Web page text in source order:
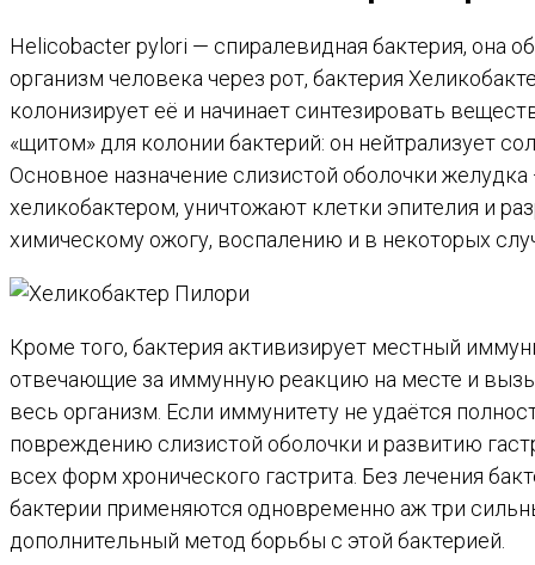
Helicobacter pylori — спиралевидная бактерия, она
организм человека через рот, бактерия
колонизирует её и начинает синтезировать
«щитом» для колонии бактерий: он нейтрализует
Основное назначение слизистой оболочки
хеликобактером, уничтожают клетки эпителия и
химическому ожогу, воспалению и в некоторых
Кроме того, бактерия активизирует местный
отвечающие за иммунную реакцию на месте и
весь организм. Если иммунитету не удаётся
повреждению слизистой оболочки и развитию
всех форм хронического гастрита. Без лечения
бактерии применяются одновременно аж три
дополнительный метод борьбы с этой бактерией.